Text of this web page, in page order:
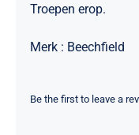
Troepen erop.
Merk : Beechfield
Be the first to leave a